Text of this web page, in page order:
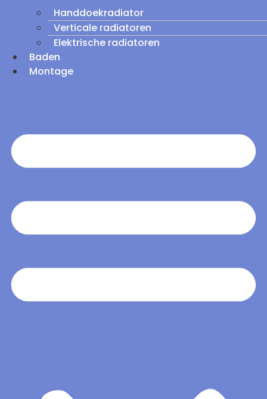
Handdoekradiator
Verticale radiatoren
Elektrische radiatoren
Baden
Montage